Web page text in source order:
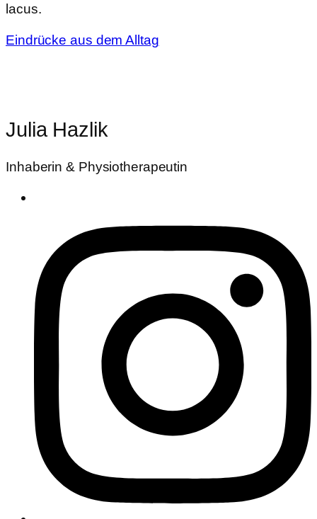
lacus.
Eindrücke aus dem Alltag
Julia Hazlik
Inhaberin & Physiotherapeutin